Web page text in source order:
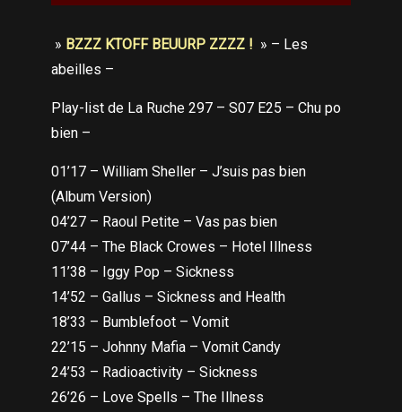
» BZZZ KTOFF BEUURP ZZZZ ! » – Les
abeilles –
Play-list de La Ruche 297 – S07 E25 – Chu po
bien –
01’17 – William Sheller – J’suis pas bien
(Album Version)
04’27 – Raoul Petite – Vas pas bien
07’44 – The Black Crowes – Hotel Illness
11’38 – Iggy Pop – Sickness
14’52 – Gallus – Sickness and Health
18’33 – Bumblefoot – Vomit
22’15 – Johnny Mafia – Vomit Candy
24’53 – Radioactivity – Sickness
26’26 – Love Spells – The Illness